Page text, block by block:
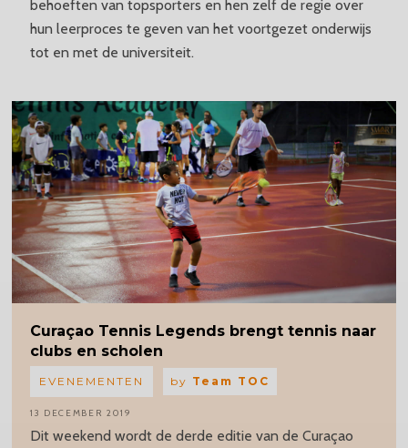
behoeften van topsporters en hen zelf de regie over
hun leerproces te geven van het voortgezet onderwijs
tot en met de universiteit.
Curaçao Tennis Legends brengt tennis naar
clubs en scholen
Dit weekend wordt de derde editie van de Curaçao
EVENEMENTEN by Team TOC
13 DECEMBER 2019